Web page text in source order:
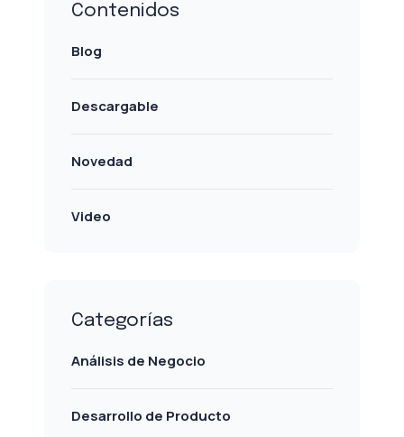
Contenidos
Blog
Descargable
Novedad
Video
Categorías
Análisis de Negocio
Desarrollo de Producto